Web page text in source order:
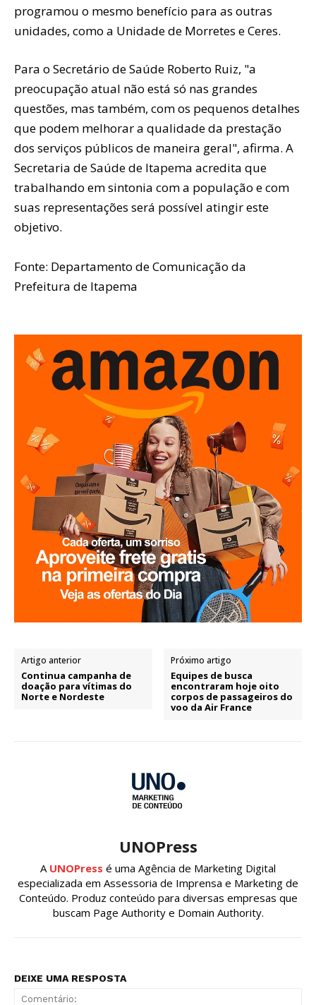
programou o mesmo benefício para as outras
unidades, como a Unidade de Morretes e Ceres.
Para o Secretário de Saúde Roberto Ruiz, "a
preocupação atual não está só nas grandes
questões, mas também, com os pequenos detalhes
que podem melhorar a qualidade da prestação
dos serviços públicos de maneira geral", afirma. A
Secretaria de Saúde de Itapema acredita que
trabalhando em sintonia com a população e com
suas representações será possível atingir este
objetivo.
Fonte: Departamento de Comunicação da
Prefeitura de Itapema
Artigo anterior
Continua campanha de
doação para vítimas do
Norte e Nordeste
Próximo artigo
Equipes de busca
encontraram hoje oito
corpos de passageiros do
voo da Air France
UNOPress
A UNOPress é uma Agência de Marketing Digital
especializada em Assessoria de Imprensa e Marketing de
Conteúdo. Produz conteúdo para diversas empresas que
buscam Page Authority e Domain Authority.
DEIXE UMA RESPOSTA